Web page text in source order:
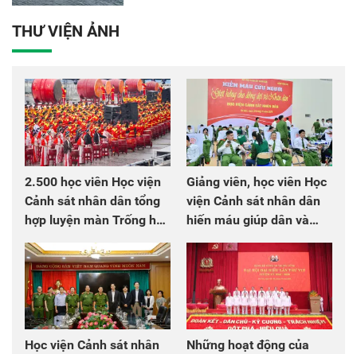
THƯ VIỆN ẢNH
2.500 học viên Học viện
Cảnh sát nhân dân tổng
hợp luyện màn Trống hội
Giảng viên, học viên Học
viện Cảnh sát nhân dân
hiến máu giúp dân và
Học viện Cảnh sát nhân
Những hoạt động của